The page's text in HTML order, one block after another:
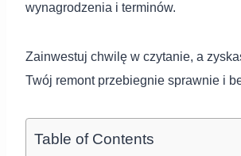
wynagrodzenia i terminów.
Zainwestuj chwilę w czytanie, a
Twój remont przebiegnie sprawnie i
Table of Contents